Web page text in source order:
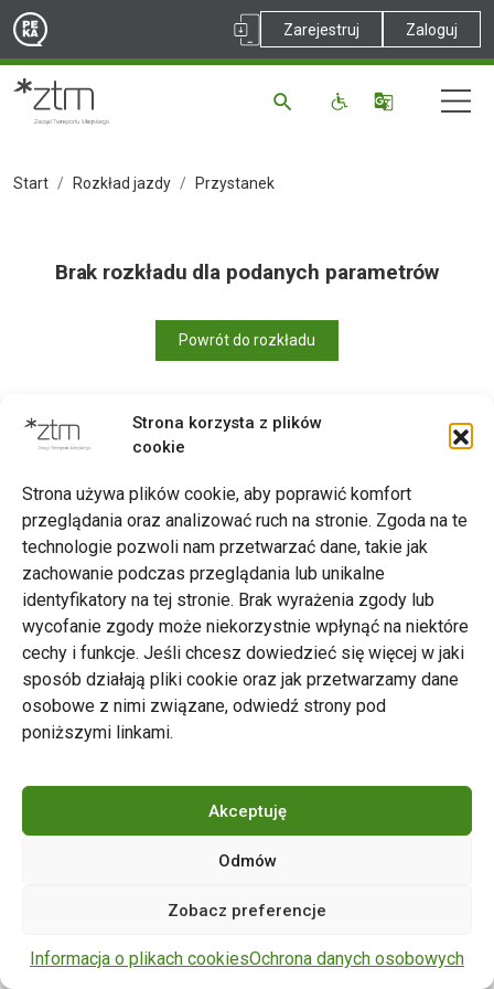
Strona korzysta z plików
cookie
Strona używa plików cookie, aby poprawić komfort
przeglądania oraz analizować ruch na stronie. Zgoda na te
technologie pozwoli nam przetwarzać dane, takie jak
zachowanie podczas przeglądania lub unikalne
identyfikatory na tej stronie. Brak wyrażenia zgody lub
wycofanie zgody może niekorzystnie wpłynąć na niektóre
cechy i funkcje. Jeśli chcesz dowiedzieć się więcej w jaki
sposób działają pliki cookie oraz jak przetwarzamy dane
osobowe z nimi związane, odwiedź strony pod
poniższymi linkami.
Akceptuję
Odmów
Zobacz preferencje
Informacja o plikach cookiesOchrona danych osobowych
Zarejestruj Zaloguj
Start Rozkład jazdy Przystanek
Brak rozkładu dla podanych parametrów
Powrót do rozkładu
Zarząd Transportu Miejskiego w Poznaniu
Napisz do nas
tel. 61 646 33 44
ul. Matejki 59, 60-770 Poznań
zastrzeżone.